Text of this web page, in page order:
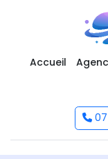
Accueil